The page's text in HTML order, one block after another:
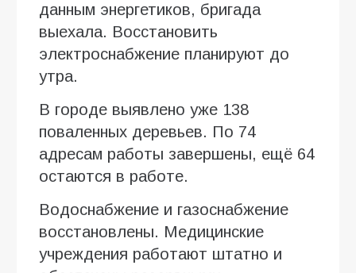
данным энергетиков, бригада
выехала. Восстановить
электроснабжение планируют до
утра.
В городе выявлено уже 138
поваленных деревьев. По 74
адресам работы завершены, ещё 64
остаются в работе.
Водоснабжение и газоснабжение
восстановлены. Медицинские
учреждения работают штатно и